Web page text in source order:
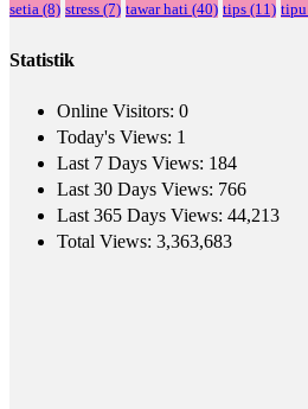
setia (8) stress (7) tawar hati (40) tips (11) tipu
Statistik
Online Visitors: 0
Today's Views: 1
Last 7 Days Views: 184
Last 30 Days Views: 766
Last 365 Days Views: 44,213
Total Views: 3,363,683